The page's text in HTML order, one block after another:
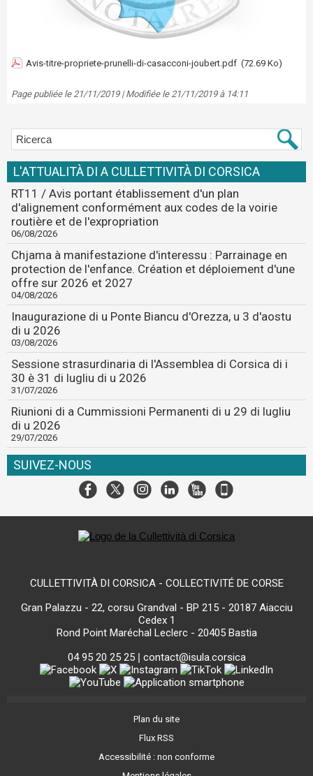
Avis-titre-propriete-prunelli-di-casacconi-joubert.pdf (72.69 Ko)
Page publiée le 21/11/2019 | Modifiée le 21/11/2019 à 14:11
L'ATTUALITÀ DI A CULLETTIVITÀ DI CORSICA
RT11 / Avis portant établissement d'un plan
d'alignement conformément aux codes de la voirie
routière et de l'expropriation
06/08/2026
Chjama à manifestazione d'interessu : Parrainage en
protection de l'enfance. Création et déploiement d'une
offre sur 2026 et 2027
04/08/2026
Inaugurazione di u Ponte Biancu d'Orezza, u 3 d'aostu
di u 2026
03/08/2026
Sessione strasurdinaria di l'Assemblea di Corsica di i
30 è 31 di lugliu di u 2026
31/07/2026
Riunioni di a Cummissioni Permanenti di u 29 di lugliu
di u 2026
29/07/2026
SUIVEZ-NOUS
CULLETTIVITÀ DI CORSICA - COLLECTIVITÉ DE CORSE
Gran Palazzu - 22, corsu Grandval - BP 215 - 20187 Aiacciu
Cedex 1
Rond Point Maréchal Leclerc - 20405 Bastia
04 95 20 25 25| contact@isula.corsica
Plan du site
Flux RSS
Accessibilité : non conforme